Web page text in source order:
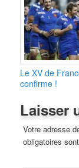
Le XV de
confirme !
Laisser
Votre adresse
obligatoires